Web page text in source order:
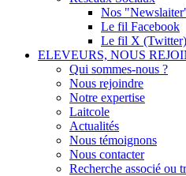
Nos
Le fil Facebook
Le fil X (Twitter)
ELEVEURS, NOUS
Qui sommes-nous ?
Nous rejoindre
Notre expertise
Laitcole
Actualités
Nous témoignons
Nous contacter
Recherche associé ou